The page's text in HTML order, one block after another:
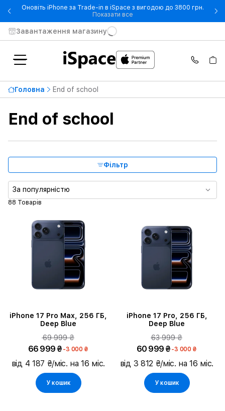
Оновіть iPhone за Trade-in в iSpace з вигодою до 3800 грн.
Показати все- Оновіть iPhone за Trade-in
Завантаження магазину
Головна End of school
End of school
Фільтр
Від
Матеріал
Тип продукту
Діагональ екрану
Пам'ять
Основна камера
Час відтворення відео
Тип SIM карти
Матеріал корпусу
88 Товарів
За популярністю
iPhone 17 Pro Max, 256 ГБ,
Deep Blue
69 999 ₴
66 999 ₴ -3 000 ₴
від 4 187 ₴/міс. на 16 міс.
У кошик
iPhone 17 Pro, 256 ГБ,
Deep Blue
63 999 ₴
60 999 ₴ -3 000 ₴
від 3 812 ₴/міс. на 16 міс.
У кошик